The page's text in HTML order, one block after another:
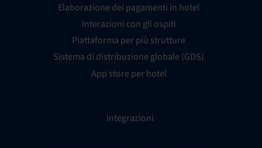
Elaborazione dei pagamenti in hotel
Interazioni con gli ospiti
Piattaforma per più strutture
Sistema di distribuzione globale (GDS)
App store per hotel
Integrazioni